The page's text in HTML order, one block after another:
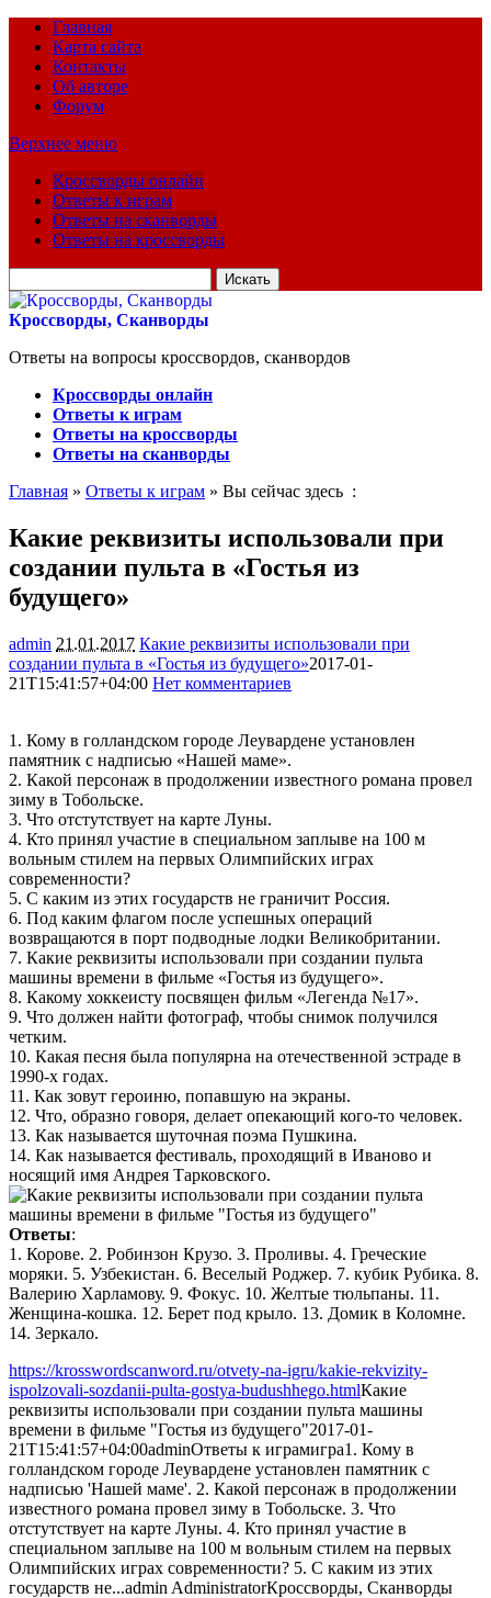
Главная
Карта сайта
Контакты
Об авторе
Форум
Верхнее меню
Кроссворды онлайн
Ответы к играм
Ответы на сканворды
Ответы на кроссворды
для:
Кроссворды, Сканворды
Ответы на вопросы кроссвордов, сканвордов
Кроссворды онлайн
Ответы к играм
Ответы на кроссворды
Ответы на сканворды
Главная » Ответы к играм » Вы сейчас здесь :
Какие реквизиты использовали при
создании пульта в «Гостья из
будущего»
admin 21.01.2017 Какие реквизиты использовали при
создании пульта в «Гостья из будущего»2017-01-
21T15:41:57+04:00 Нет комментариев
1. Кому в голландском городе Леувардене установлен
памятник с надписью «Нашей маме».
2. Какой персонаж в продолжении известного романа провел
зиму в Тобольске.
3. Что отстутствует на карте Луны.
4. Кто принял участие в специальном заплыве на 100 м
вольным стилем на первых Олимпийских играх
современности?
5. С каким из этих государств не граничит Россия.
6. Под каким флагом после успешных операций
возвращаются в порт подводные лодки Великобритании.
7. Какие реквизиты использовали при создании пульта
машины времени в фильме «Гостья из будущего».
8. Какому хоккеисту посвящен фильм «Легенда №17».
9. Что должен найти фотограф, чтобы снимок получился
четким.
10. Какая песня была популярна на отечественной эстраде в
1990-х годах.
11. Как зовут героиню, попавшую на экраны.
12. Что, образно говоря, делает опекающий кого-то человек.
13. Как называется шуточная поэма Пушкина.
14. Как называется фестиваль, проходящий в Иваново и
носящий имя Андрея Тарковского.
Ответы:
1. Корове. 2. Робинзон Крузо. 3. Проливы. 4. Греческие
моряки. 5. Узбекистан. 6. Веселый Роджер. 7. кубик Рубика. 8.
Валерию Харламову. 9. Фокус. 10. Желтые тюльпаны. 11.
Женщина-кошка. 12. Берет под крыло. 13. Домик в Коломне.
14. Зеркало.
https://krosswordscanword.ru/otvety-na-igru/kakie-rekvizity-
ispolzovali-sozdanii-pulta-gostya-budushhego.htmlКакие
реквизиты использовали при создании пульта машины
времени в фильме "Гостья из будущего"2017-01-
21T15:41:57+04:00adminОтветы к играмигра1. Кому в
голландском городе Леувардене установлен памятник с
надписью 'Нашей маме'. 2. Какой персонаж в продолжении
известного романа провел зиму в Тобольске. 3. Что
отстутствует на карте Луны. 4. Кто принял участие в
специальном заплыве на 100 м вольным стилем на первых
Олимпийских играх современности? 5. С каким из этих
государств не...admin AdministratorКроссворды, Сканворды